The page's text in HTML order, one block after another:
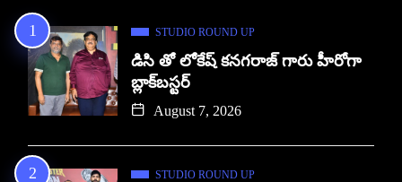
STUDIO ROUND UP
డిసి తో లోకేష్ కనగరాజ్ గారు హీరోగా
బ్లాక్‌బస్టర్
August 7, 2026
STUDIO ROUND UP